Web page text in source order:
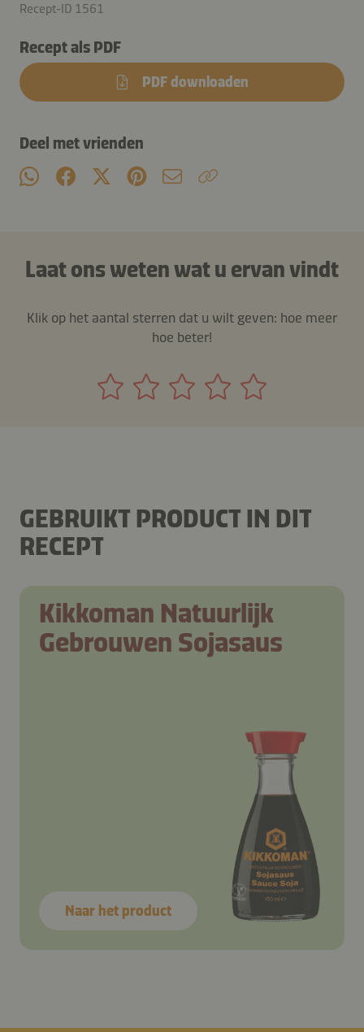
Recept-ID 1561
Recept als PDF
PDF downloaden
Deel met vrienden
Laat ons weten wat u ervan vindt
Klik op het aantal sterren dat u wilt geven: hoe meer
hoe beter!
GEBRUIKT PRODUCT IN DIT
RECEPT
Kikkoman Natuurlijk
Gebrouwen Sojasaus
Naar het product